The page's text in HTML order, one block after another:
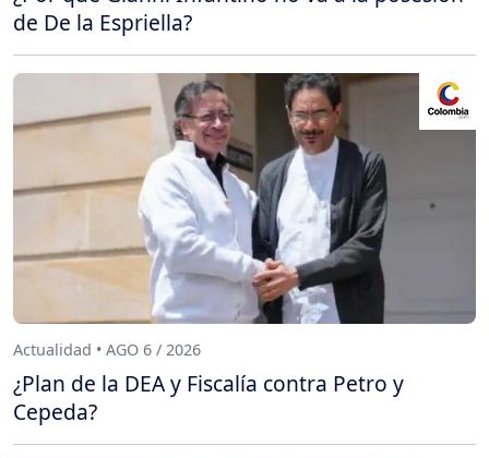
de De la Espriella?
Actualidad • AGO 6 / 2026
¿Plan de la DEA y Fiscalía contra Petro y
Cepeda?